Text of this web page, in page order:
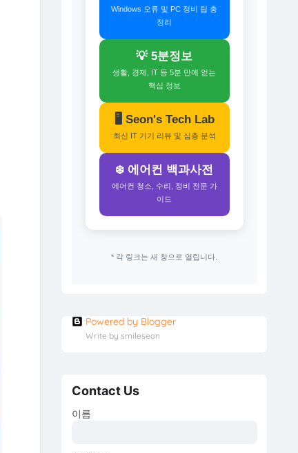
Windows 오류 및 PC 정비 팁 총
정리
💡 5분정보
생활, 경제, IT 등 5분 만에 얻는
핵심 정보
🖥️ Seon's Tech Lab
최신 IT 기기 리뷰 및 심층 분석
❄️ 에어컨 백과사전
에어컨 청소, 수리, 정비 전문 가
이드
* 각 링크는 새 창으로 열립니다.
Powered by Blogger
Write by smileseon
Contact Us
이름